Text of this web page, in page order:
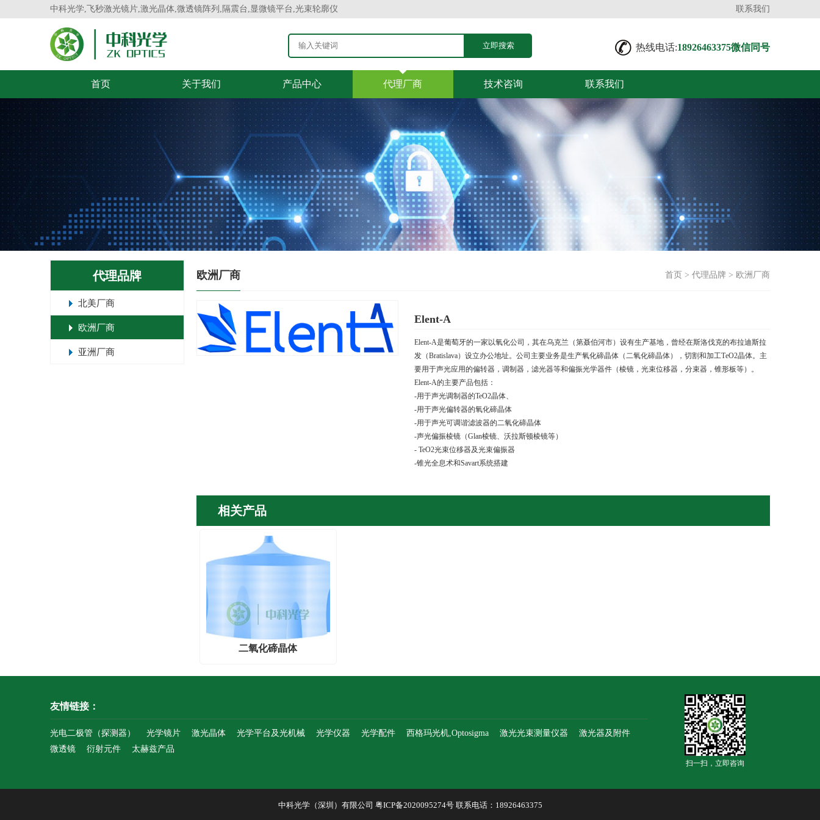
中科光学,飞秒激光镜片,激光晶体,微透镜阵列,隔震台,显微镜平台,光束轮廓仪 联系我们
热线电话:18926463375微信同号
首页 关于我们 产品中心 代理厂商 技术咨询 联系我们
代理品牌
北美厂商
欧洲厂商
亚洲厂商
欧洲厂商 首页 > 代理品牌 > 欧洲厂商
Elent-A
Elent-A是葡萄牙的一家以氧化公司，其在乌克兰（第聂伯河市）设有生产基地，曾经在斯洛伐克的布拉迪斯拉
发（Bratislava）设立办公地址。公司主要业务是生产氧化碲晶体（二氧化碲晶体），切割和加工ТеО2晶体。主
要用于声光应用的偏转器，调制器，滤光器等和偏振光学器件（棱镜，光束位移器，分束器，锥形板等）。
Elent-A的主要产品包括：
-用于声光调制器的TeO2晶体、
-用于声光偏转器的氧化碲晶体
-用于声光可调谐滤波器的二氧化碲晶体
-声光偏振棱镜（Glan棱镜、沃拉斯顿棱镜等）
- TeO2光束位移器及光束偏振器
-锥光全息术和Savart系统搭建
相关产品
二氧化碲晶体
友情链接：
光电二极管（探测器） 光学镜片 激光晶体 光学平台及光机械 光学仪器 光学配件 西格玛光机,Optosigma 激光光束测量仪器
激光器及附件
微透镜
衍射元件 太赫兹产品
扫一扫，立即咨询
中科光学（深圳）有限公司 粤ICP备2020095274号联系电话：18926463375